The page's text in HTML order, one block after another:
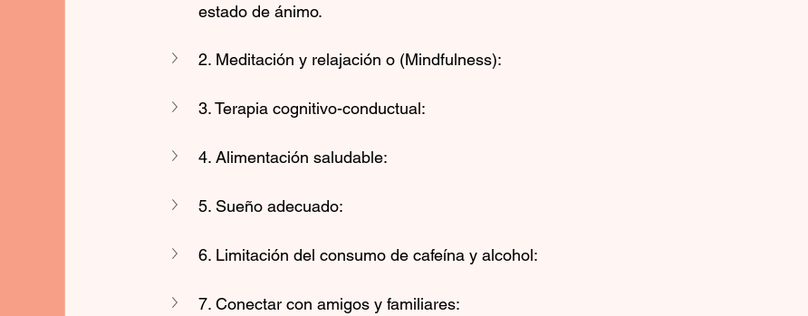
estado de ánimo.
2. Meditación y relajación o (Mindfulness):
3. Terapia cognitivo-conductual:
4. Alimentación saludable:
5. Sueño adecuado:
6. Limitación del consumo de cafeína y alcohol:
7. Conectar con amigos y familiares: